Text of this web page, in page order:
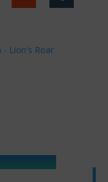
- Lion's Roar